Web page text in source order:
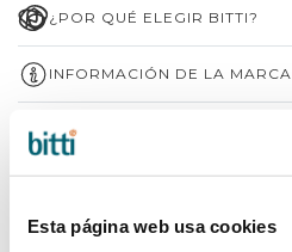
Esta página web usa cookies
¿POR QUÉ ELEGIR BITTI?
INFORMACIÓN DE LA MARCA
COMPLEMENTA TU COMPRA